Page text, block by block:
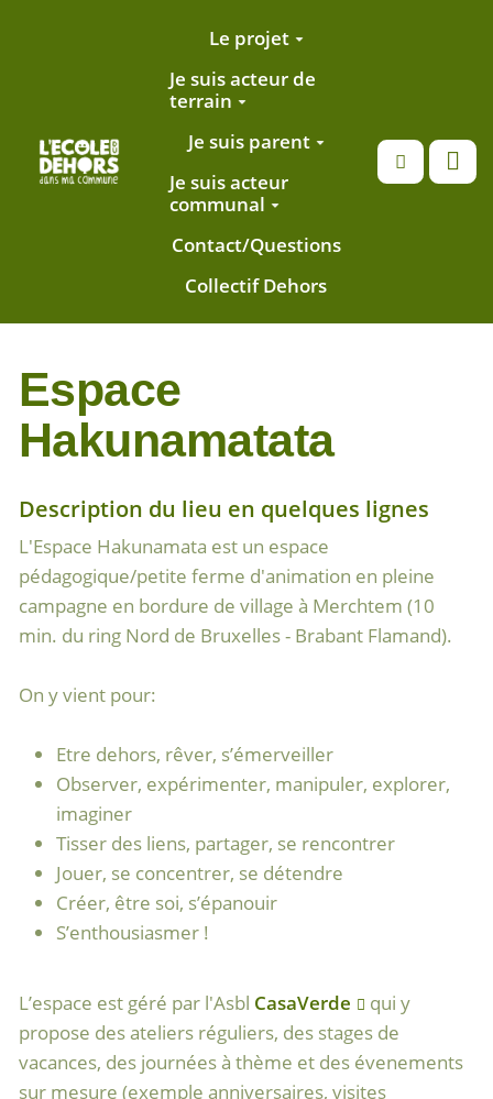
Aller au contenu principalLe projet
Je suis acteur de
terrain
Je suis parent
Je suis acteur
communal
Contact/Questions
Collectif Dehors
Espace
Hakunamatata
Description du lieu en quelques lignes
L'Espace Hakunamata est un espace
pédagogique/petite ferme d'animation en pleine
campagne en bordure de village à Merchtem (10
min. du ring Nord de Bruxelles - Brabant Flamand).
On y vient pour:
Etre dehors, rêver, s’émerveiller
Observer, expérimenter, manipuler, explorer,
imaginer
Tisser des liens, partager, se rencontrer
Jouer, se concentrer, se détendre
Créer, être soi, s’épanouir
S’enthousiasmer !
L’espace est géré par l'Asbl CasaVerde
qui y
propose des ateliers réguliers, des stages de
vacances, des journées à thème et des évenements
sur mesure (exemple anniversaires, visites